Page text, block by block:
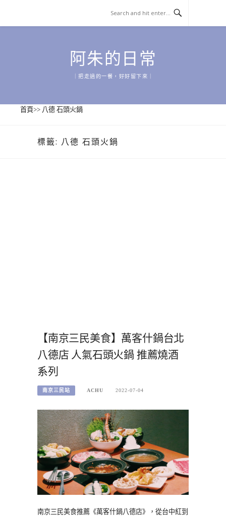
content
阿朱的日常
｜把走過的一餐，好好留下來｜
首頁>> 八德 石頭火鍋
標籤: 八德 石頭火鍋
【南京三民美食】萬客什鍋台北
八德店 人氣石頭火鍋 推薦燒酒
系列
南京三民站 ACHU 2022-07-04
南京三民美食推薦《萬客什鍋八德店》，從台中紅到